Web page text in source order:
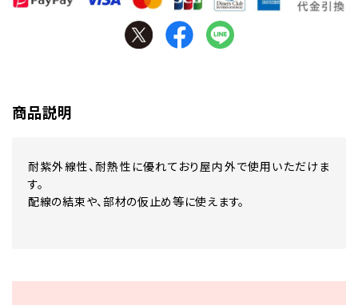
商品説明
耐紫外線性、耐熱性に優れており屋内外で使用いただけま
す。
配線の結束や、部材の仮止め等に使えます。